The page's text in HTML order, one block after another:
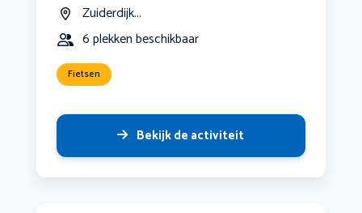
Zuiderdijk...
6 plekken beschikbaar
Fietsen
Bekijk de activiteit